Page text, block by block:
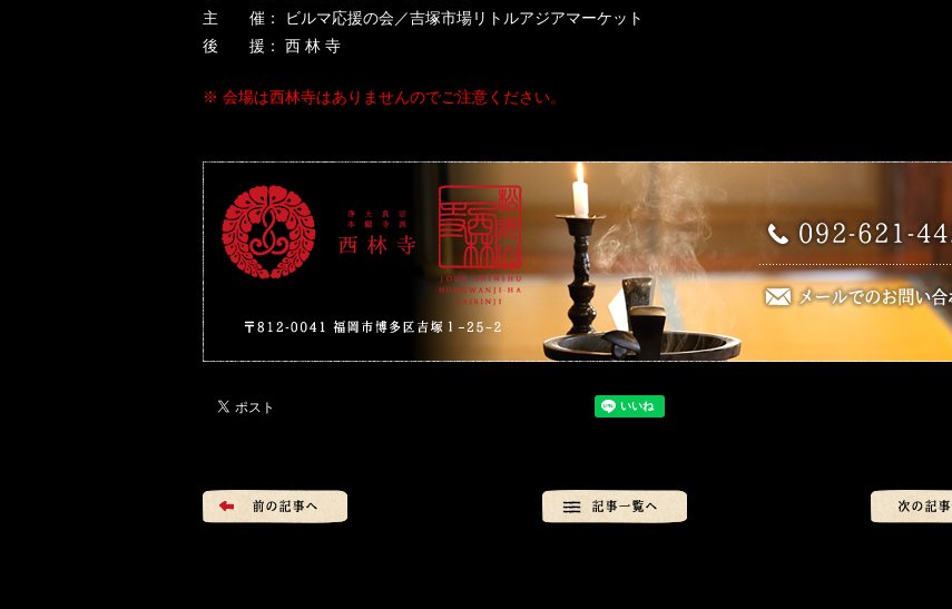
主 催： ビルマ応援の会／吉塚市場リトルアジアマーケット
後 援： 西 林 寺
※ 会場は西林寺はありませんのでご注意ください。